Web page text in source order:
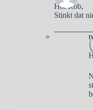
Hoi Rob,
Stinkt dat